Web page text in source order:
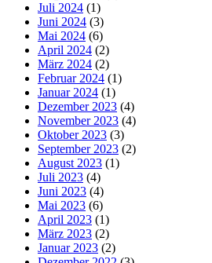
Juli 2024 (1)
Juni 2024 (3)
Mai 2024 (6)
April 2024 (2)
März 2024 (2)
Februar 2024 (1)
Januar 2024 (1)
Dezember 2023 (4)
November 2023 (4)
Oktober 2023 (3)
September 2023 (2)
August 2023 (1)
Juli 2023 (4)
Juni 2023 (4)
Mai 2023 (6)
April 2023 (1)
März 2023 (2)
Januar 2023 (2)